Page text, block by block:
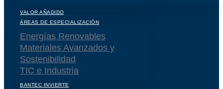
VALOR AÑADIDO
ÁREAS DE ESPECIALIZACIÓN
Energías Renovables
Materiales Avanzados y
Sostenibilidad
TIC e Industria
BANTEC INVIERTE